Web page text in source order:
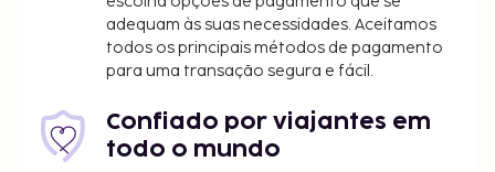
adequam às suas necessidades. Aceitamos
todos os principais métodos de pagamento
para uma transação segura e fácil.
Confiado por viajantes em
todo o mundo